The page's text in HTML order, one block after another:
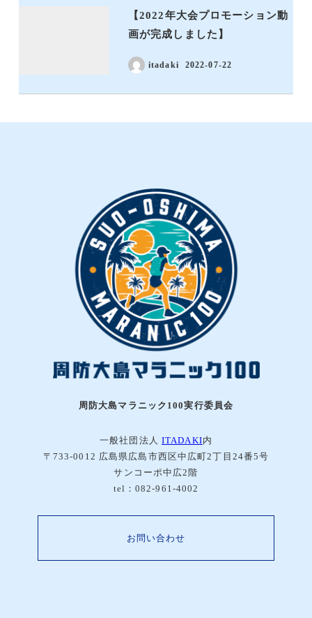
【2022年大会プロモーション動
画が完成しました】
itadaki 2022-07-22
周防大島マラニック100実行委員会
一般社団法人 ITADAKI内
〒733-0012 広島県広島市西区中広町2丁目24番5号
サンコーポ中広2階
tel：082-961-4002
お問い合わせ